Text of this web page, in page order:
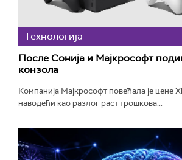
Технологијa
После Сонија и Мајкрософт
конзола
Компанија Мајкрософт повећала је цене
наводећи као разлог раст трошкова...